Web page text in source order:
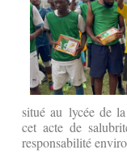
situé au lycée de
cet acte de
responsabilité